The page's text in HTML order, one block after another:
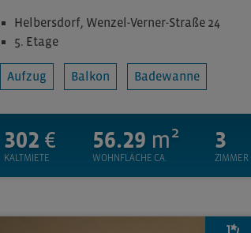
Helbersdorf, Wenzel-Verner-Straße 24
5. Etage
Aufzug Balkon Badewanne
302 €
KALTMIETE
56.29 m²
WOHNFLÄCHE CA.
3
ZIMMER